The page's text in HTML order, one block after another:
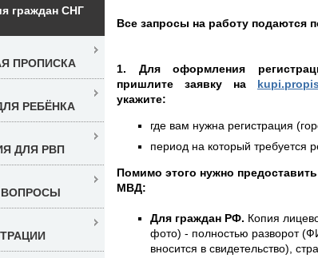
Все запросы на работу подаются
1. Для оформления
пришлите заявку на
укажите:
где вам нужна регистрация
период на который требуется
Помимо этого нужно
МВД:
Для граждан РФ. Копия
фото) - полностью разворот
вносится в свидетельство),
граждан СНГ
ПРОПИСКА
РЕБЁНКА
ДЛЯ РВП